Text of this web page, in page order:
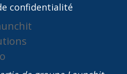
confidentialité